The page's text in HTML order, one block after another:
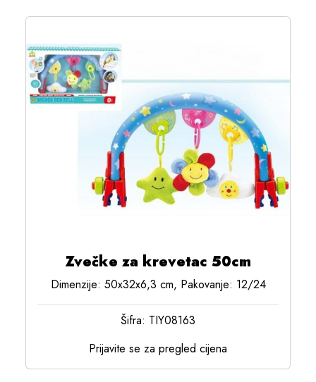
Zvečke za krevetac 50cm
Dimenzije: 50x32x6,3 cm, Pakovanje: 12/24
Šifra: TIY08163
Prijavite se za pregled cijena